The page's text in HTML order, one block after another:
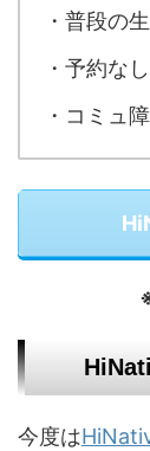
・普段の
・予約な
・コミュ
今度は